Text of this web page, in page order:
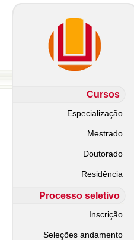
Cursos
Especialização
Mestrado
Doutorado
Residência
Processo seletivo
Inscrição
Seleções andamento